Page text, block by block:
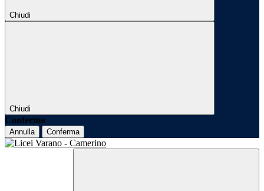
Chiudi
Chiudi
Conferma
Annulla Conferma